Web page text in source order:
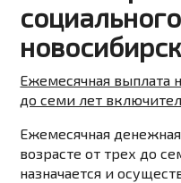
Ежемесячная выплата
до семи лет
Ежемесячная
возрасте от трех до
назначается и